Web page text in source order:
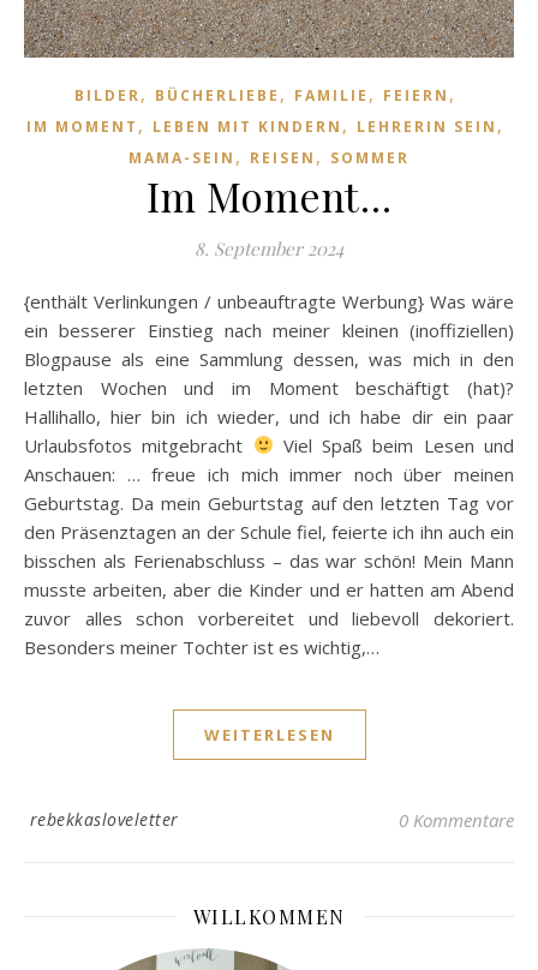
BILDER, BÜCHERLIEBE , FAMILIE , FEIERN ,
IM MOMENT , LEBEN MIT KINDERN , LEHRERIN SEIN ,
MAMA-SEIN , REISEN , SOMMER
Im Moment…
8. September 2024
{enthält Verlinkungen / unbeauftragte Werbung} Was wäre
ein besserer Einstieg nach meiner kleinen (inoffiziellen)
Blogpause als eine Sammlung dessen, was mich in den
letzten Wochen und im Moment beschäftigt (hat)?
Hallihallo, hier bin ich wieder, und ich habe dir ein paar
Urlaubsfotos mitgebracht
Viel Spaß beim Lesen und
Anschauen: … freue ich mich immer noch über meinen
Geburtstag. Da mein Geburtstag auf den letzten Tag vor
den Präsenztagen an der Schule fiel, feierte ich ihn auch ein
bisschen als Ferienabschluss – das war schön! Mein Mann
musste arbeiten, aber die Kinder und er hatten am Abend
zuvor alles schon vorbereitet und liebevoll dekoriert.
Besonders meiner Tochter ist es wichtig,…
WEITERLESEN
rebekkasloveletter 0 Kommentare
WILLKOMMEN